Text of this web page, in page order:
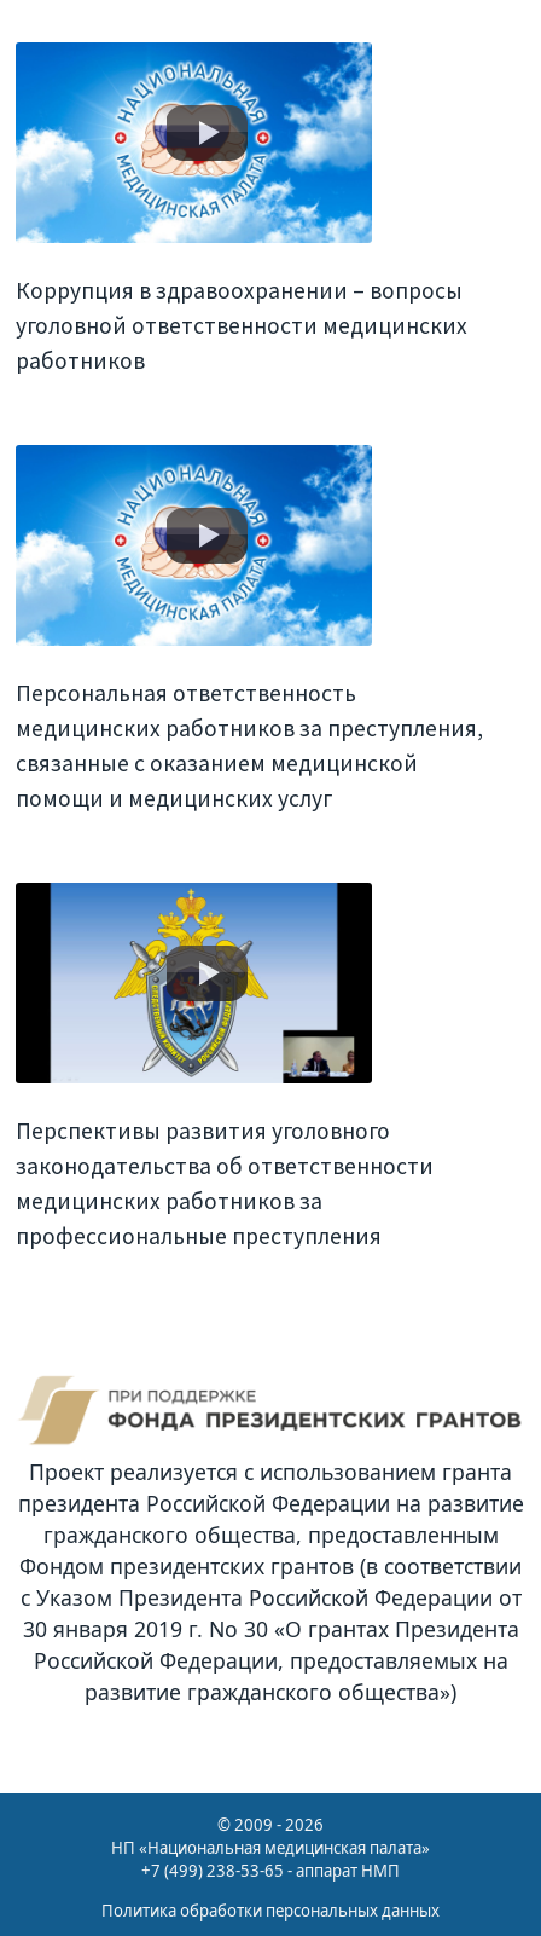
Коррупция в здравоохранении – вопросы
уголовной ответственности медицинских
работников
Персональная ответственность
медицинских работников за преступления,
связанные с оказанием медицинской
помощи и медицинских услуг
Перспективы развития уголовного
законодательства об ответственности
медицинских работников за
профессиональные преступления
Проект реализуется с использованием гранта
президента Российской Федерации на развитие
гражданского общества, предоставленным
Фондом президентских грантов (в соответствии
с Указом Президента Российской Федерации от
30 января 2019 г. No 30 «О грантах Президента
Российской Федерации, предоставляемых на
развитие гражданского общества»)
© 2009 - 2026
НП «Национальная медицинская палата»
+7 (499) 238-53-65 - аппарат НМП
Политика обработки персональных данных